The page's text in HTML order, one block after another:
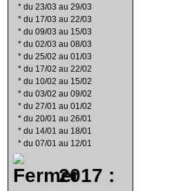
* du 23/03 au 29/03
* du 17/03 au 22/03
* du 09/03 au 15/03
* du 02/03 au 08/03
* du 25/02 au 01/03
* du 17/02 au 22/02
* du 10/02 au 15/02
* du 03/02 au 09/02
* du 27/01 au 01/02
* du 20/01 au 26/01
* du 14/01 au 18/01
* du 07/01 au 12/01
2017 :